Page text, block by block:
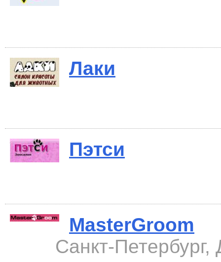
Лаки
Пэтси
MasterGroom
Санкт-